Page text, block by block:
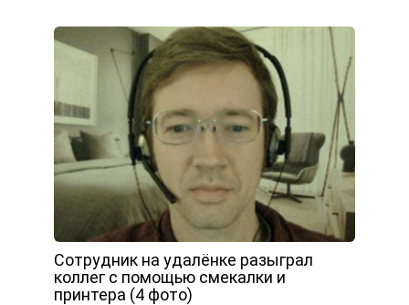
Сотрудник на удалёнке разыграл
коллег с помощью смекалки и
принтера (4 фото)